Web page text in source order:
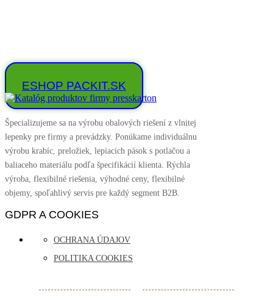
náš eshop www.packit.sk
ESHOP PACKIT.SK
Špecializujeme sa na výrobu obalových riešení z vlnitej
lepenky pre firmy a prevádzky. Ponúkame individuálnu
výrobu krabíc, preložiek, lepiacich pások s potlačou a
baliaceho materiálu podľa špecifikácií klienta. Rýchla
výroba, flexibilné riešenia, výhodné ceny, flexibilné
objemy, spoľahlivý servis pre každý segment B2B.
GDPR A COOKIES
OCHRANA ÚDAJOV
POLITIKA COOKIES